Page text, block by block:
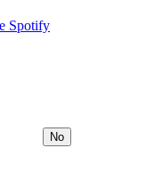
Spotify
No